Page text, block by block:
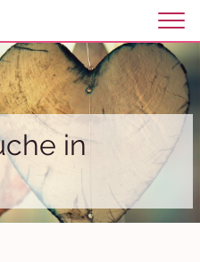
in